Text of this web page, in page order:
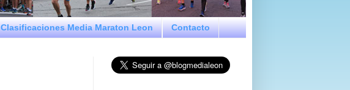
Clasificaciones Media Maraton Leon Contacto